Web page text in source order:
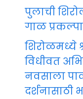
पुलाची
गाळ
शिरोळमध्ये
विधीवत
नवसाला
दर्शनासाठी